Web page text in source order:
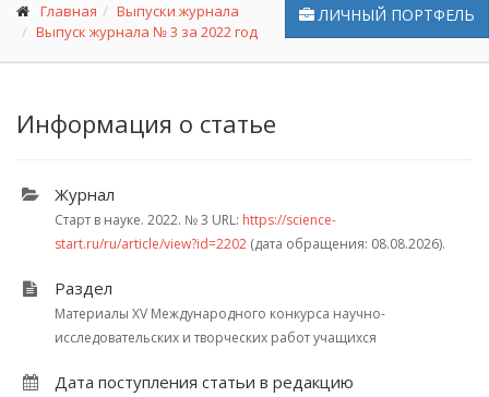
ЛИЧНЫЙ ПОРТФЕЛЬ
Главная
Выпуски журнала
Выпуск журнала № 3 за 2022 год
Информация о статье
Журнал
Старт в науке. 2022. № 3 URL: https://science-
start.ru/ru/article/view?id=2202 (дата обращения: 08.08.2026).
Раздел
Материалы XV Международного конкурса научно-
исследовательских и творческих работ учащихся
Дата поступления статьи в редакцию